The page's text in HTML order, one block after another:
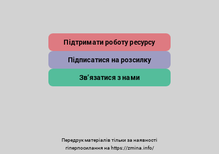
Підтримати роботу ресурсу
Підписатися на розсилку
Зв’язатися з нами
Передрук матеріалів тільки за наявності
гіперпосилання на https://zmina.info/